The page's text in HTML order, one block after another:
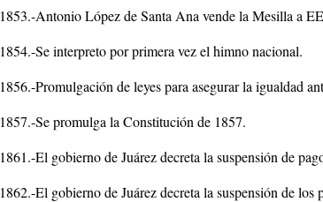
1853.-Antonio López de Santa Ana vende la Mesilla a
1854.-Se interpreto por primera vez el himno nacional.
1856.-Promulgación de leyes para asegurar la igualdad
1857.-Se promulga la Constitución de 1857.
1861.-El gobierno de Juárez decreta la suspensión de
1862.-El gobierno de Juárez decreta la suspensión de los